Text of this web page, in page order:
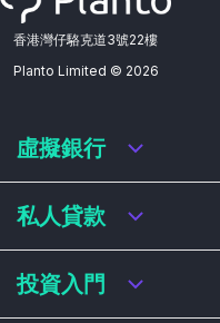
香港灣仔駱克道3號22樓
Planto Limited © 2026
虛擬銀行
虛擬銀行迎新優惠
虛擬銀行存款利率比較
虛擬銀行銀扣賬卡 / 信用卡
虛擬銀行貸款
私人貸款
私人貸款年利率比較
網上即批貸款
投資入門